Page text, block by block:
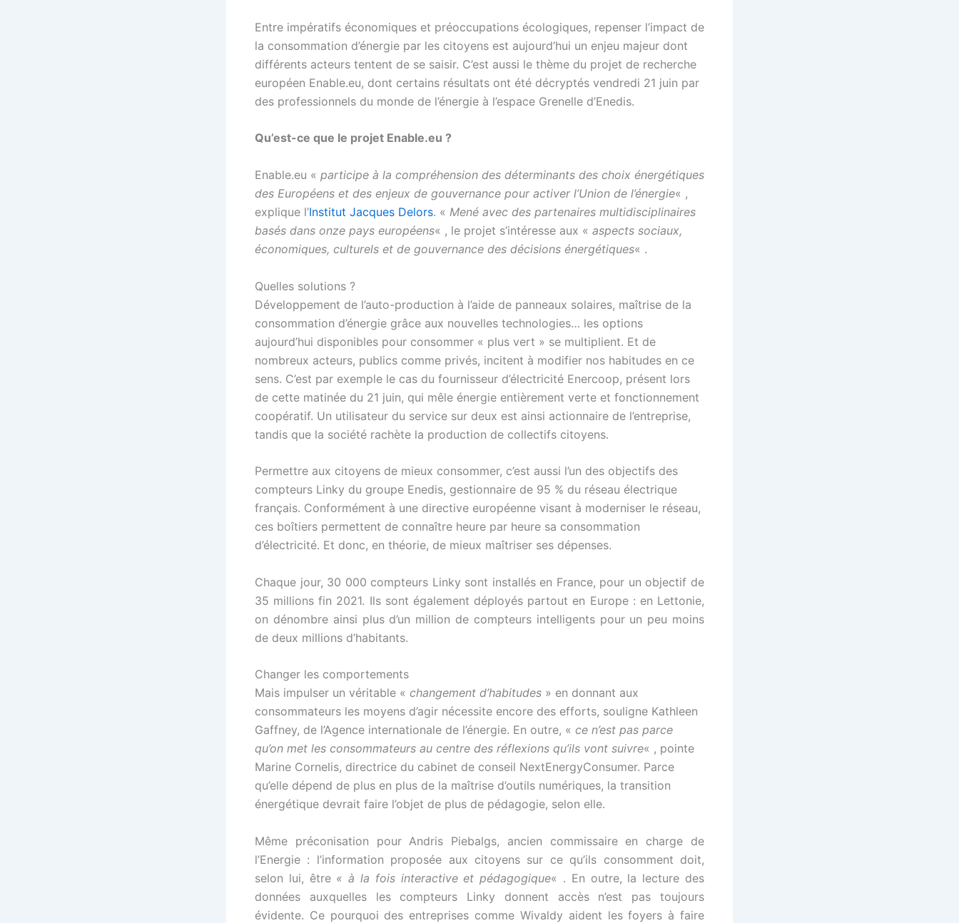
Entre impératifs économiques et préoccupations écologiques, repenser l’impact de
la consommation d’énergie par les citoyens est aujourd’hui un enjeu majeur dont
différents acteurs tentent de se saisir. C’est aussi le thème du projet de recherche
européen Enable.eu, dont certains résultats ont été décryptés vendredi 21 juin par
des professionnels du monde de l’énergie à l’espace Grenelle d’Enedis.
Qu’est-ce que le projet Enable.eu ?
Enable.eu « participe à la compréhension des déterminants des choix énergétiques
des Européens et des enjeux de gouvernance pour activer l’Union de l’énergie« ,
explique l’Institut Jacques Delors. « Mené avec des partenaires multidisciplinaires
basés dans onze pays européens« , le projet s’intéresse aux « aspects sociaux,
économiques, culturels et de gouvernance des décisions énergétiques« .
Quelles solutions ?
Développement de l’auto-production à l’aide de panneaux solaires, maîtrise de la
consommation d’énergie grâce aux nouvelles technologies… les options
aujourd’hui disponibles pour consommer « plus vert » se multiplient. Et de
nombreux acteurs, publics comme privés, incitent à modifier nos habitudes en ce
sens. C’est par exemple le cas du fournisseur d’électricité Enercoop, présent lors
de cette matinée du 21 juin, qui mêle énergie entièrement verte et fonctionnement
coopératif. Un utilisateur du service sur deux est ainsi actionnaire de l’entreprise,
tandis que la société rachète la production de collectifs citoyens.
Permettre aux citoyens de mieux consommer, c’est aussi l’un des objectifs des
compteurs Linky du groupe Enedis, gestionnaire de 95 % du réseau électrique
français. Conformément à une directive européenne visant à moderniser le réseau,
ces boîtiers permettent de connaître heure par heure sa consommation
d’électricité. Et donc, en théorie, de mieux maîtriser ses dépenses.
Chaque jour, 30 000 compteurs Linky sont installés en France, pour un objectif de
35 millions fin 2021. Ils sont également déployés partout en Europe : en Lettonie,
on dénombre ainsi plus d’un million de compteurs intelligents pour un peu moins
de deux millions d’habitants.
Changer les comportements
Mais impulser un véritable « changement d’habitudes » en donnant aux
consommateurs les moyens d’agir nécessite encore des efforts, souligne Kathleen
Gaffney, de l’Agence internationale de l’énergie. En outre, « ce n’est pas parce
qu’on met les consommateurs au centre des réflexions qu’ils vont suivre« , pointe
Marine Cornelis, directrice du cabinet de conseil NextEnergyConsumer. Parce
qu’elle dépend de plus en plus de la maîtrise d’outils numériques, la transition
énergétique devrait faire l’objet de plus de pédagogie, selon elle.
Même préconisation pour Andris Piebalgs, ancien commissaire en charge de
l’Energie : l’information proposée aux citoyens sur ce qu’ils consomment doit,
selon lui, être « à la fois interactive et pédagogique« . En outre, la lecture des
données auxquelles les compteurs Linky donnent accès n’est pas toujours
évidente. Ce pourquoi des entreprises comme Wivaldy aident les foyers à faire